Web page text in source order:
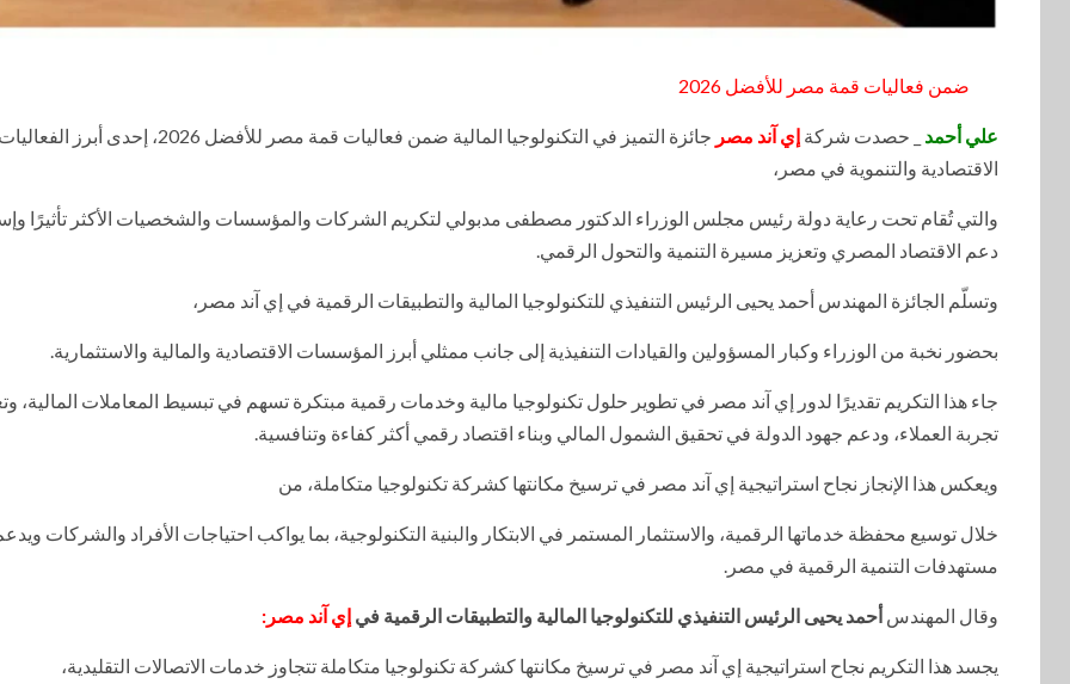
ضمن فعاليات قمة مصر للأفضل 2026
علي أحمد _ حصدت شركة إي آند مصر
جائزة التميز في التكنولوجيا المالية ضمن فعاليات قمة مصر للأفضل 2026، إحدى أبرز الفعاليات
الاقتصادية والتنموية في مصر،
والتي تُقام تحت رعاية دولة رئيس مجلس الوزراء الدكتور مصطفى مدبولي لتكريم الشركات والمؤسسات والشخصيات الأكثر تأثيرًا
دعم الاقتصاد المصري وتعزيز مسيرة التنمية والتحول الرقمي.
وتسلّم الجائزة المهندس أحمد يحيى الرئيس التنفيذي للتكنولوجيا المالية والتطبيقات الرقمية في إي آند مصر،
بحضور نخبة من الوزراء وكبار المسؤولين والقيادات التنفيذية إلى جانب ممثلي أبرز المؤسسات الاقتصادية والمالية والاستثمارية.
جاء هذا التكريم تقديرًا لدور إي آند مصر في تطوير حلول تكنولوجيا مالية وخدمات رقمية مبتكرة تسهم في تبسيط المعاملات المالية،
تجربة العملاء، ودعم جهود الدولة في تحقيق الشمول المالي وبناء اقتصاد رقمي أكثر كفاءة وتنافسية.
ويعكس هذا الإنجاز نجاح استراتيجية إي آند مصر في ترسيخ مكانتها كشركة تكنولوجيا متكاملة، من
خلال توسيع محفظة خدماتها الرقمية، والاستثمار المستمر في الابتكار والبنية التكنولوجية، بما يواكب احتياجات الأفراد والشركات
مستهدفات التنمية الرقمية في مصر.
وقال المهندسأحمد يحيى الرئيس التنفيذي للتكنولوجيا المالية والتطبيقات الرقمية في إي آند مصر:
يجسد هذا التكريم نجاح استراتيجية إي آند مصر في ترسيخ مكانتها كشركة تكنولوجيا متكاملة تتجاوز خدمات الاتصالات التقليدية،